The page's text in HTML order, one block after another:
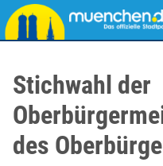
Stichwahl der
des